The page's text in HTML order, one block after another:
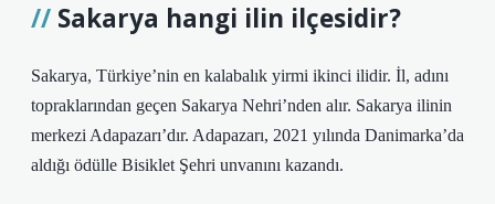
Sakarya hangi ilin ilçesidir?
Sakarya, Türkiye’nin en kalabalık yirmi ikinci ilidir. İl, adını
topraklarından geçen Sakarya Nehri’nden alır. Sakarya ilinin
merkezi Adapazarı’dır. Adapazarı, 2021 yılında Danimarka’da
aldığı ödülle Bisiklet Şehri unvanını kazandı.